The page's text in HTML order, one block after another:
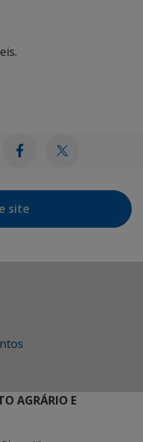
site
AGRÁRIO E